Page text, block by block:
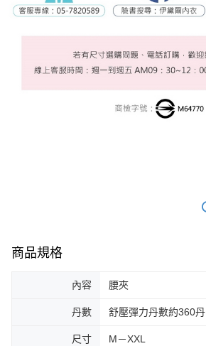
商品規格
內容 腰夾
丹數 舒壓彈力丹數約360丹
尺寸 M－XXL